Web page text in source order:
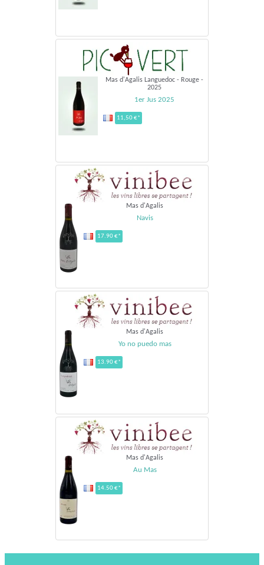
Mas d'Agalis Languedoc - Rouge -
2025
1er Jus 2025
11,50 €*
Mas d'Agalis
Navis
17.90 €*
Mas d'Agalis
Yo no puedo mas
13.90 €*
Mas d'Agalis
Au Mas
14.50 €*